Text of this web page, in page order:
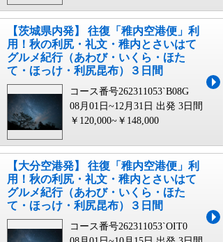
【茨城県内発】 往復「稚内空港便」利
用！秋の利尻・礼文・稚内とさいはて
グルメ紀行（あわび・いくら・ほた
て・ほっけ・利尻昆布）３日間
コース番号262311053`B08G
08月01日~12月31日 出発 3日間
￥120,000~￥148,000
【大分空港発】 往復「稚内空港便」利
用！秋の利尻・礼文・稚内とさいはて
グルメ紀行（あわび・いくら・ほた
て・ほっけ・利尻昆布）３日間
コース番号262311053`OIT0